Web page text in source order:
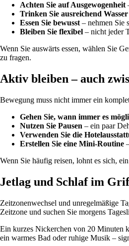
Achten Sie auf Ausgewogenheit
Trinken Sie ausreichend Wasser
Essen Sie bewusst– nehmen Sie
Bleiben Sie flexibel – nicht jeder
Wenn Sie auswärts essen, wählen Sie
zu fragen.
Aktiv bleiben – auch
Bewegung muss nicht immer ein
Gehen Sie, wann immer es
Nutzen Sie Pausen – ein paar
Verwenden Sie die
Erstellen Sie eine Mini-Routine
Wenn Sie häufig reisen, lohnt es sich,
Jetlag und Schlaf im
Zeitzonenwechsel und unregelmäßige
Zeitzone und suchen Sie morgens
Ein kurzes Nickerchen von 20 Minuten
ein warmes Bad oder ruhige Musik –